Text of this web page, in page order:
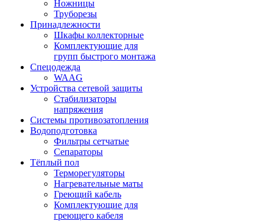
Ножницы
Труборезы
Принадлежности
Шкафы коллекторные
Комплектующие для
групп быстрого монтажа
Спецодежда
WAAG
Устройства сетевой защиты
Стабилизаторы
напряжения
Системы противозатопления
Водоподготовка
Фильтры сетчатые
Сепараторы
Тёплый пол
Терморегуляторы
Нагревательные маты
Греющий кабель
Комплектующие для
греющего кабеля